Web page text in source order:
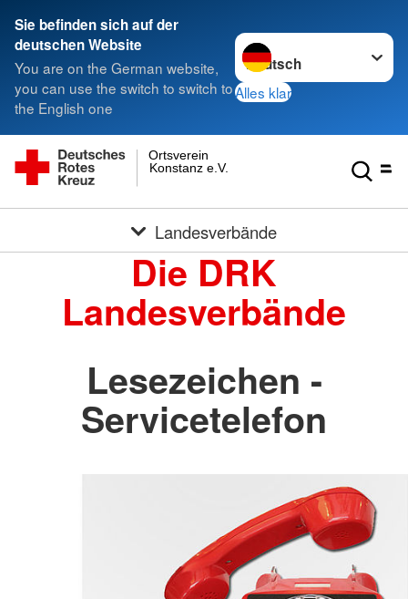
Sie befinden sich auf der
deutschen Website
You are on the German website,
you can use the switch to switch to
the English one
Sprache wechseln zu
Alles klar
Konstanz e.V.
Ortsverein
Landesverbände
Die DRK
Landesverbände
Lesezeichen -
Servicetelefon